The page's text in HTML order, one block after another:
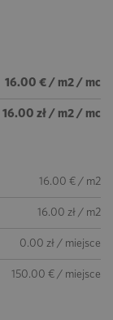
16.00 € / m2 / mc
16.00 zł / m2 / mc
16.00 € / m2
16.00 zł / m2
0.00 zł / miejsce
150.00 € / miejsce